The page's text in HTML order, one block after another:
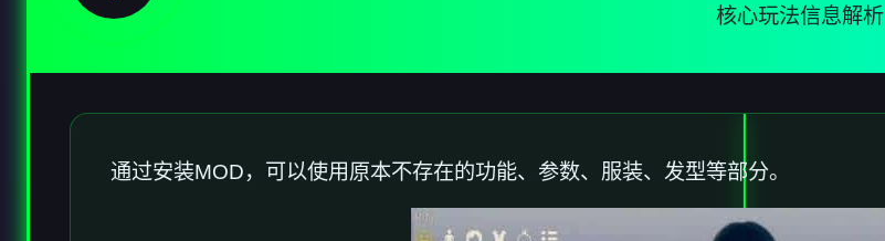
核心玩法信息解析
通过安装MOD，可以使用原本不存在的功能、参数、服装、发型等部分。